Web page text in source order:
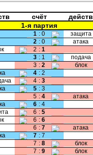
счёт действ
1-я партия
1 : 0 защита
2 : 0 атака
2 : 1
3 : 1 подача
3 : 2 блок
4 : 2
4 : 3
5 : 3
5 : 4 атака
6 : 4
6 : 5
6 : 6
6 : 7 атака
7 : 7
7 : 8 блок
7 : 9 блок